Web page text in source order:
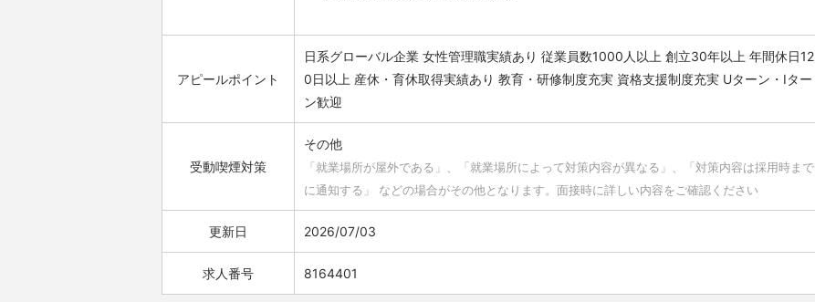
アピールポイント
日系グローバル企業 女性管理職実績あり 従業員数1000人以上 創立30年以上 年間休日12
0日以上 産休・育休取得実績あり 教育・研修制度充実 資格支援制度充実 Uターン・Iター
ン歓迎
受動喫煙対策
その他
「就業場所が屋外である」、「就業場所によって対策内容が異なる」、「対策内容は採用時まで
に通知する」 などの場合がその他となります。面接時に詳しい内容をご確認ください
更新日 2026/07/03
求人番号 8164401